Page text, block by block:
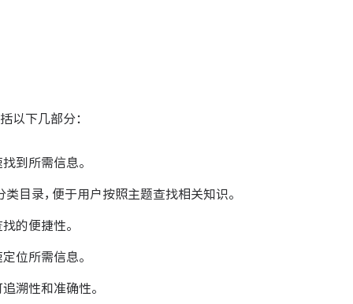
以下几部分：
到所需信息。
目录，便于用户按照主题查找相关知识。
的便捷性。
位所需信息。
溯性和准确性。